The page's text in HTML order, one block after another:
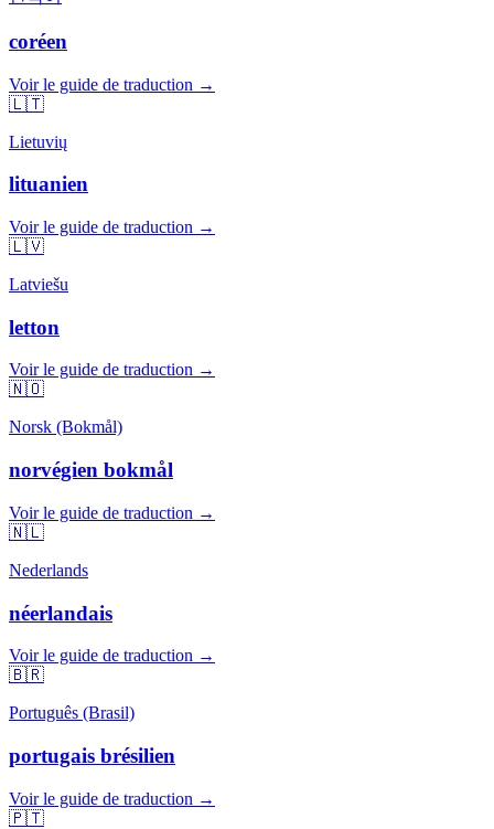
coréen
Voir le guide de traduction →
🇱🇹
Lietuvių
lituanien
Voir le guide de traduction →
🇱🇻
Latviešu
letton
Voir le guide de traduction →
🇳🇴
Norsk (Bokmål)
norvégien bokmål
Voir le guide de traduction →
🇳🇱
Nederlands
néerlandais
Voir le guide de traduction →
🇧🇷
Português (Brasil)
portugais brésilien
Voir le guide de traduction →
🇵🇹